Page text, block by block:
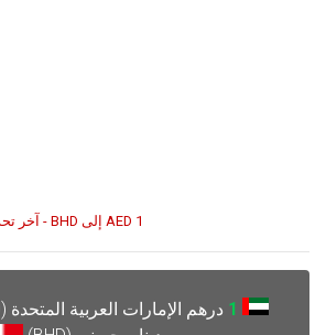
1 AED إلى BHD - آخر تحديث للأسعار (03:32 GMT)
1 درهم الإمارات العربية المتحدة (AED) =